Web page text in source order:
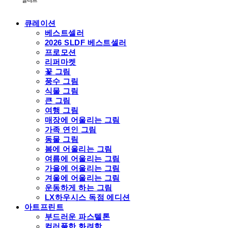
큐레이션
베스트셀러
2026 SLDF 베스트셀러
프로모션
리퍼마켓
꽃 그림
풍수 그림
식물 그림
큰 그림
여행 그림
매장에 어울리는 그림
가족 연인 그림
동물 그림
봄에 어울리는 그림
여름에 어울리는 그림
가을에 어울리는 그림
겨울에 어울리는 그림
운동하게 하는 그림
LX하우시스 독점 에디션
아트프린트
부드러운 파스텔톤
컬러풀한 화려함